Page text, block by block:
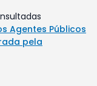
Agentes Públicos
pela